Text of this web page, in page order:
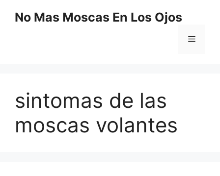
No Mas Moscas En Los Ojos
Menú
sintomas de las
moscas volantes